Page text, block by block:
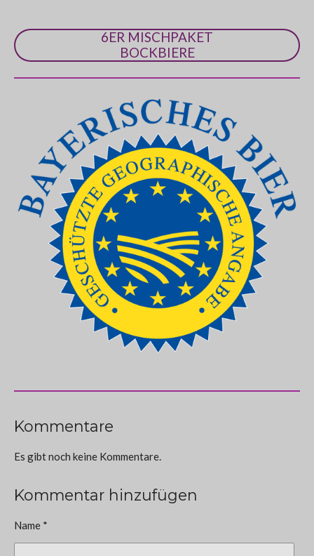
6ER MISCHPAKET
BOCKBIERE
Kommentare
Es gibt noch keine Kommentare.
Kommentar hinzufügen
Name *